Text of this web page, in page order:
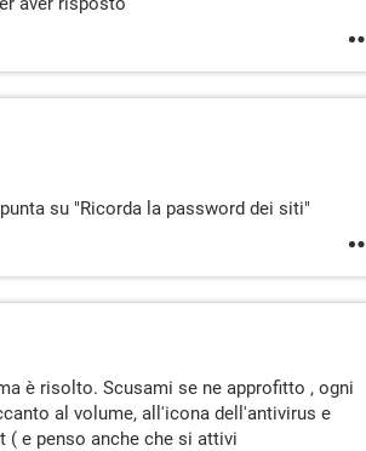
su "Ricorda la password dei siti"
è risolto. Scusami se ne approfitto , ogni
al volume, all'icona dell'antivirus e
e penso anche che si attivi